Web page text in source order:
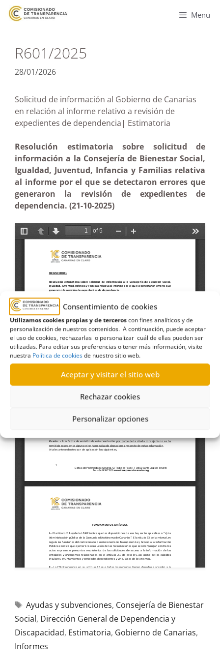
Consentimiento de cookies
Utilizamos cookies propias y de terceroscon fines analíticos y de
personalización de nuestros contenidos. A continuación, puede aceptar
el uso de cookies, rechazarlas o personalizar cuál de ellas pueden ser
utilizadas. Para editar sus preferencias o tener más información, visite
nuestra Política de cookiesde nuestro sitio web.
Aceptar y visitar el sitio web
Rechazar cookies
Personalizar opciones
Menu
R601/2025
28/01/2026
Solicitud de información al Gobierno de Canarias
en relación al informe relativo a revisión de
expedientes de dependencia| Estimatoria
Resolución estimatoria sobre solicitud de
información a la Consejería de Bienestar Social,
Igualdad, Juventud, Infancia y Familias relativa
al informe por el que se detectaron errores que
generaron la revisión de expedientes de
dependencia. (21-10-2025)
Ayudas y subvenciones, Consejería de Bienestar
Social, Dirección General de Dependencia y
Discapacidad, Estimatoria, Gobierno de Canarias,
Informes